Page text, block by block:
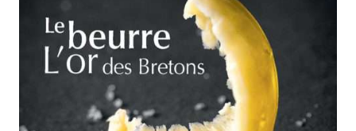
choisies
sur
page
produit